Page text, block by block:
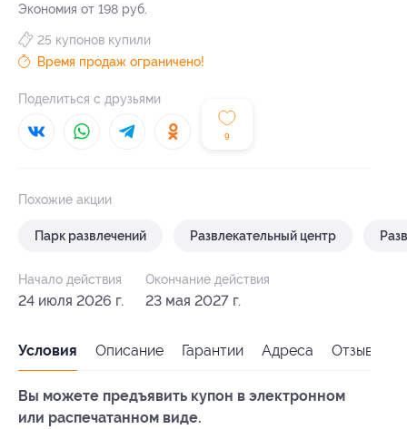
Экономия от 198 руб.
9
25 купонов купили
Время продаж ограничено!
Поделиться с друзьями
Похожие акции
Парк развлечений Развлекательный центр
Начало действия
24 июля 2026 г.
Окончание действия
23 мая 2027 г.
Условия Описание Гарантии Адреса Отзывы
Вы можете предъявить купон в электронном
или распечатанном виде.